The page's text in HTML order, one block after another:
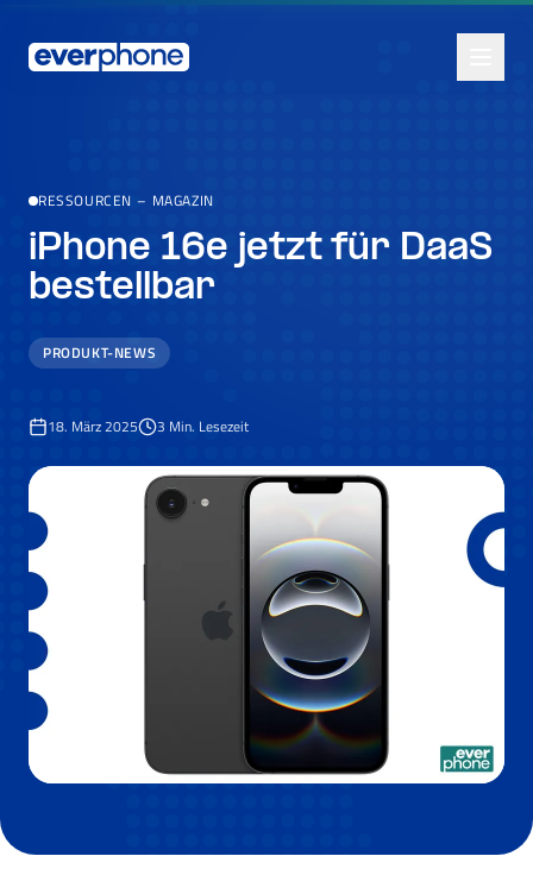
RESSOURCEN – MAGAZIN
iPhone 16e jetzt für DaaS
bestellbar
PRODUKT-NEWS
18. März 2025 3 Min. Lesezeit